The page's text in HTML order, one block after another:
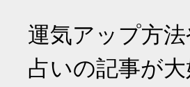
運気アップ方
占いの記事が